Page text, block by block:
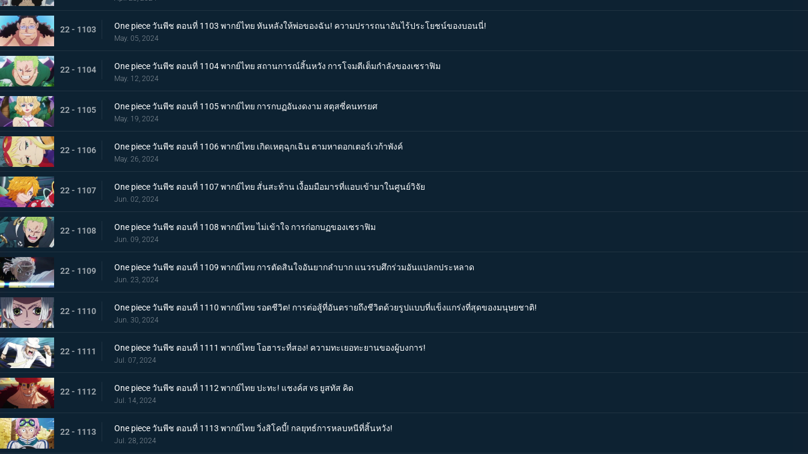
22 - 1103 One piece วันพีช ตอนที่ 1103 พากย์ไทย หันหลังให้พ่อของฉัน! ความปรารถนาอันไร้ประโยชน์ของบอนนี่!
May. 05, 2024
22 - 1104 One piece วันพีช ตอนที่ 1104 พากย์ไทย สถานการณ์สิ้นหวัง การโจมตีเต็มกำลังของเซราฟิม
May. 12, 2024
22 - 1105 One piece วันพีช ตอนที่ 1105 พากย์ไทย การกบฏอันงดงาม สตุสซี่คนทรยศ
May. 19, 2024
22 - 1106 One piece วันพีช ตอนที่ 1106 พากย์ไทย เกิดเหตุฉุกเฉิน ตามหาดอกเตอร์เวก้าพังค์
May. 26, 2024
22 - 1107 One piece วันพีช ตอนที่ 1107 พากย์ไทย สั่นสะท้าน เงื้อมมือมารที่แอบเข้ามาในศูนย์วิจัย
Jun. 02, 2024
22 - 1108 One piece วันพีช ตอนที่ 1108 พากย์ไทย ไม่เข้าใจ การก่อกบฏของเซราฟิม
Jun. 09, 2024
22 - 1109 One piece วันพีช ตอนที่ 1109 พากย์ไทย การตัดสินใจอันยากลำบาก แนวรบศึกร่วมอันแปลกประหลาด
Jun. 23, 2024
22 - 1110 One piece วันพีช ตอนที่ 1110 พากย์ไทย รอดชีวิต! การต่อสู้ที่อันตรายถึงชีวิตด้วยรูปแบบที่แข็งแกร่งที่สุดของมนุษยชาติ!
Jun. 30, 2024
22 - 1111 One piece วันพีช ตอนที่ 1111 พากย์ไทย โอฮาระที่สอง! ความทะเยอทะยานของผู้บงการ!
Jul. 07, 2024
22 - 1112 One piece วันพีช ตอนที่ 1112 พากย์ไทย ปะทะ! แชงค์ส vs ยูสทัส คิด
Jul. 14, 2024
22 - 1113 One piece วันพีช ตอนที่ 1113 พากย์ไทย วิ่งสิโคบี้! กลยุทธ์การหลบหนีที่สิ้นหวัง!
Jul. 28, 2024